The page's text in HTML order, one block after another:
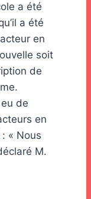
a été
a été
en
soit
de
eu de
en
: « Nous
M.